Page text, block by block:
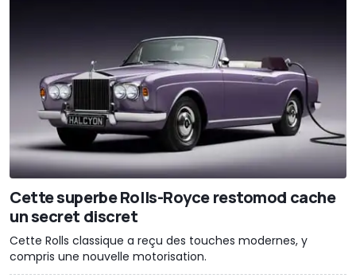
Cette superbe Rolls-Royce restomod cache
un secret discret
Cette Rolls classique a reçu des touches modernes, y
compris une nouvelle motorisation.